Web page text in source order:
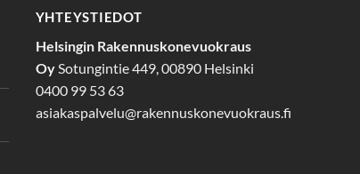
YHTEYSTIEDOT
Helsingin Rakennuskonevuokraus
OySotungintie 449, 00890 Helsinki
0400 99 53 63
asiakaspalvelu@rakennuskonevuokraus.fi